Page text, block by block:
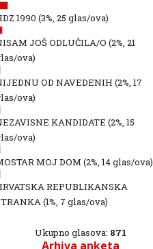
1990 (3%, 25 glas/ova)
JOŠ ODLUČILA/O (2%, 21
ova)
OD NAVEDENIH (2%, 17
ova)
KANDIDATE (2%, 15
ova)
MOJ DOM (2%, 14 glas/ova)
REPUBLIKANSKA
(1%, 7 glas/ova)
Ukupno glasova: 871
Arhiva anketa